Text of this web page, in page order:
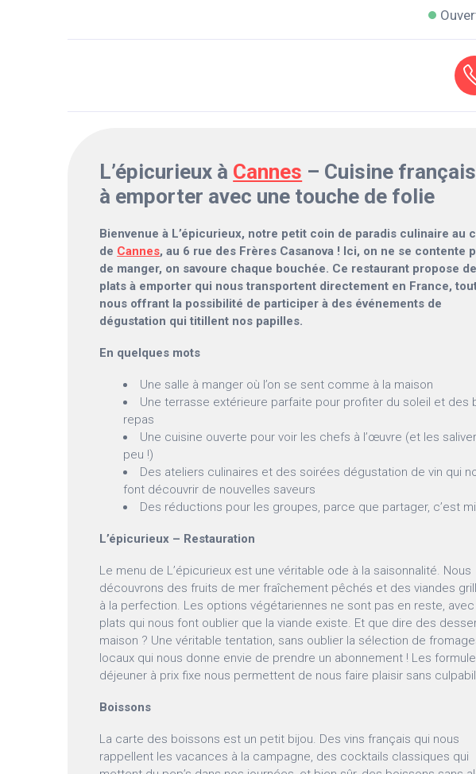
L’épicurieux à Cannes – Cuisine
à emporter avec une touche de folie
Bienvenue à L’épicurieux, notre petit coin de paradis culinaire au
de Cannes, au 6 rue des Frères Casanova ! Ici, on ne se contente
de manger, on savoure chaque bouchée. Ce restaurant propose
plats à emporter qui nous transportent directement en France,
nous offrant la possibilité de participer à des événements de
dégustation qui titillent nos papilles.
En quelques mots
Une salle à manger où l’on se sent comme à la maison
Une terrasse extérieure parfaite pour profiter du soleil et des
repas
Une cuisine ouverte pour voir les chefs à l’œuvre (et les
peu !)
Des ateliers culinaires et des soirées dégustation de vin qui
font découvrir de nouvelles saveurs
Des réductions pour les groupes, parce que partager, c’est
L’épicurieux – Restauration
Le menu de L’épicurieux est une véritable ode à la saisonnalité. Nous
découvrons des fruits de mer fraîchement pêchés et des viandes
à la perfection. Les options végétariennes ne sont pas en reste,
plats qui nous font oublier que la viande existe. Et que dire des
maison ? Une véritable tentation, sans oublier la sélection de
locaux qui nous donne envie de prendre un abonnement ! Les
déjeuner à prix fixe nous permettent de nous faire plaisir sans
Boissons
La carte des boissons est un petit bijou. Des vins français qui nous
rappellent les vacances à la campagne, des cocktails classiques qui